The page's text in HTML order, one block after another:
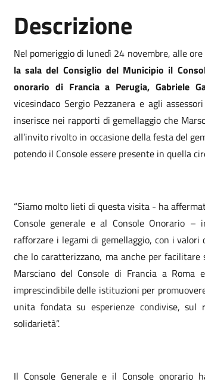
Descrizione
Nel pomeriggio di lunedì 24 novembre, alle
la sala del Consiglio del Municipio il
onorario di Francia a Perugia, Gabriele
vicesindaco Sergio Pezzanera e agli
inserisce nei rapporti di gemellaggio che
all’invito rivolto in occasione della festa del
potendo il Console essere presente in quella
“Siamo molto lieti di questa visita - ha
Console generale e al Console Onorario
rafforzare i legami di gemellaggio, con i
che lo caratterizzano, ma anche per
Marsciano del Console di Francia a
imprescindibile delle istituzioni per
unita fondata su esperienze condivise, sul
solidarietà”.
Il Console Generale e il Console onorario